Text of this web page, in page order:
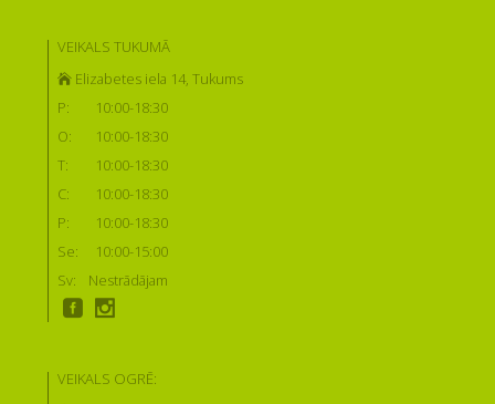
VEIKALS TUKUMĀ
Elizabetes iela 14, Tukums
P:
10:00-18:30
O:
10:00-18:30
T:
10:00-18:30
C:
10:00-18:30
P:
10:00-18:30
Se:
10:00-15:00
Sv:
Nestrādājam
VEIKALS OGRĒ: